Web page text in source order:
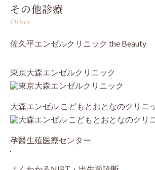
その他診療
Other
佐久平エンゼルクリニック the Beauty
東京大森エンゼルクリニック
大森エンゼル こどもとおとなのクリニ
孕醫生殖医療センター